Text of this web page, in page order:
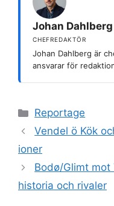
Johan Dahlberg
CHEFREDAKTÖR
Johan Dahlberg är
ansvarar för
Kategorier
Reportage
Vendel ö Kök
ioner
Bodø/Glimt mot
historia och rivaler